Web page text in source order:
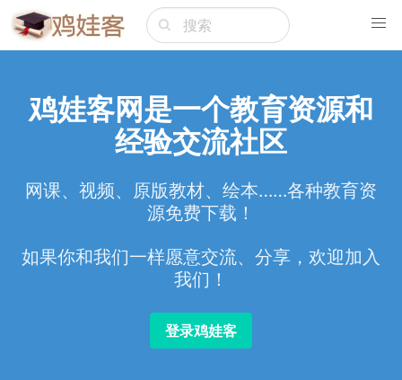
鸡娃客网是一个教育资源和
经验交流社区
网课、视频、原版教材、绘本……各种教育资
源免费下载！
如果你和我们一样愿意交流、分享，欢迎加入
我们！
登录鸡娃客